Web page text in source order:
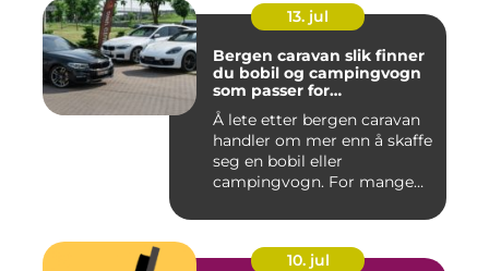
13. jul
Bergen caravan slik finner
du bobil og campingvogn
som passer for
vestlandsværet
Å lete etter bergen caravan
handler om mer enn å skaffe
seg en bobil eller
campingvogn. For mange
10. jul